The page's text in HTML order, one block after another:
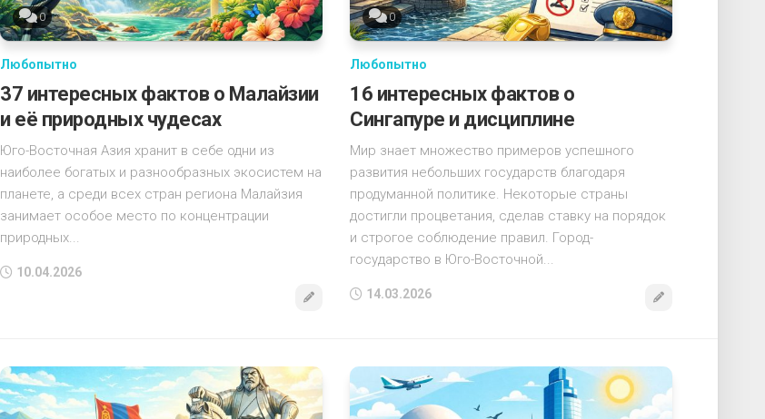
0
Любопытно
37 интересных фактов о Малайзии
и её природных чудесах
Юго-Восточная Азия хранит в себе одни из
наиболее богатых и разнообразных экосистем на
планете, а среди всех стран региона Малайзия
занимает особое место по концентрации
природных...
10.04.2026
0
Любопытно
16 интересных фактов о
Сингапуре и дисциплине
Мир знает множество примеров успешного
развития небольших государств благодаря
продуманной политике. Некоторые страны
достигли процветания, сделав ставку на порядок
и строгое соблюдение правил. Город-
государство в Юго-Восточной...
14.03.2026